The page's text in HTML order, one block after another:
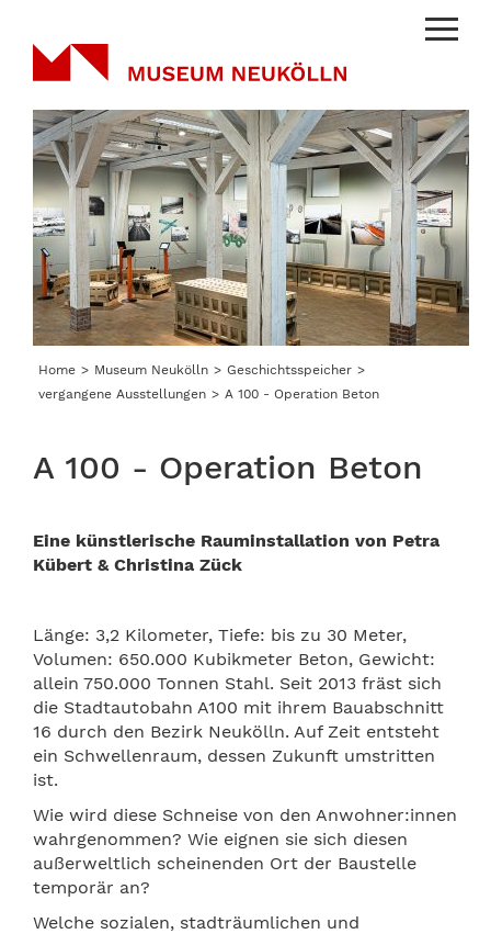
Menu
Home Museum Neukölln
Geschichtsspeicher
vergangene Ausstellungen
A 100 - Operation Beton
A 100 - Operation Beton
Eine künstlerische Rauminstallation von Petra
Kübert & Christina Zück
Länge: 3,2 Kilometer, Tiefe: bis zu 30 Meter,
Volumen: 650.000 Kubikmeter Beton, Gewicht:
allein 750.000 Tonnen Stahl. Seit 2013 fräst sich
die Stadtautobahn A100 mit ihrem Bauabschnitt
16 durch den Bezirk Neukölln. Auf Zeit entsteht
ein Schwellenraum, dessen Zukunft umstritten
ist.
Wie wird diese Schneise von den Anwohner:innen
wahrgenommen? Wie eignen sie sich diesen
außerweltlich scheinenden Ort der Baustelle
temporär an?
Welche sozialen, stadträumlichen und